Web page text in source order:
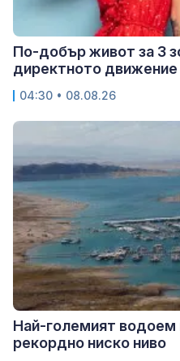
По-добър живот за 3
директното движение
04:30 • 08.08.26
Най-големият
рекордно ниско ниво